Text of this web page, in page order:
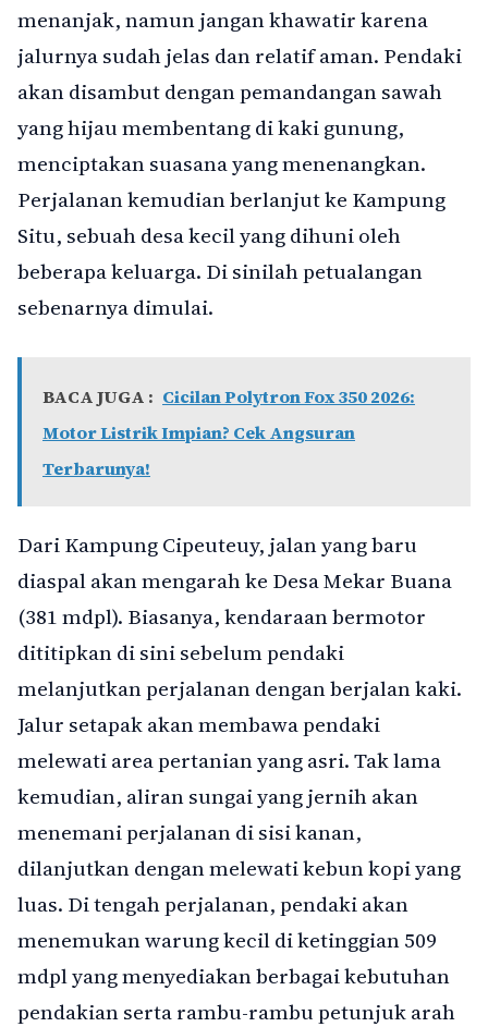
menanjak, namun jangan khawatir karena
jalurnya sudah jelas dan relatif aman. Pendaki
akan disambut dengan pemandangan sawah
yang hijau membentang di kaki gunung,
menciptakan suasana yang menenangkan.
Perjalanan kemudian berlanjut ke Kampung
Situ, sebuah desa kecil yang dihuni oleh
beberapa keluarga. Di sinilah petualangan
sebenarnya dimulai.
BACA JUGA : Cicilan Polytron Fox 350 2026:
Motor Listrik Impian? Cek Angsuran
Terbarunya!
Dari Kampung Cipeuteuy, jalan yang baru
diaspal akan mengarah ke Desa Mekar Buana
(381 mdpl). Biasanya, kendaraan bermotor
dititipkan di sini sebelum pendaki
melanjutkan perjalanan dengan berjalan kaki.
Jalur setapak akan membawa pendaki
melewati area pertanian yang asri. Tak lama
kemudian, aliran sungai yang jernih akan
menemani perjalanan di sisi kanan,
dilanjutkan dengan melewati kebun kopi yang
luas. Di tengah perjalanan, pendaki akan
menemukan warung kecil di ketinggian 509
mdpl yang menyediakan berbagai kebutuhan
pendakian serta rambu-rambu petunjuk arah